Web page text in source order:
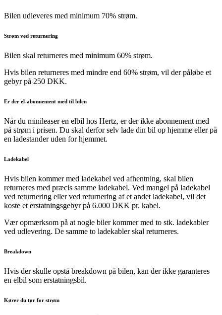
Bilen udleveres med minimum 70% strøm.
Strøm ved returnering
Bilen skal returneres med minimum 60% strøm.
Hvis bilen returneres med mindre end 60% strøm, vil der påløbe et
gebyr på 250 DKK.
Er der el-abonnement med til bilen
Når du minileaser en elbil hos Hertz, er der ikke abonnement med
på strøm i prisen. Du skal derfor selv lade din bil op hjemme eller på
en ladestander uden for hjemmet.
Ladekabel
Hvis bilen kommer med ladekabel ved afhentning, skal bilen
returneres med præcis samme ladekabel. Ved mangel på ladekabel
ved returnering eller ved returnering af et andet ladekabel, vil det
koste et erstatningsgebyr på 6.000 DKK pr. kabel.
Vær opmærksom på at nogle biler kommer med to stk. ladekabler
ved udlevering. De samme to ladekabler skal returneres.
Breakdown
Hvis der skulle opstå breakdown på bilen, kan der ikke garanteres
en elbil som erstatningsbil.
Kører du tør for strøm